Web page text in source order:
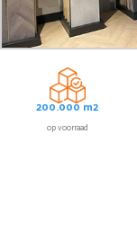
200.000 m2
op voorraad